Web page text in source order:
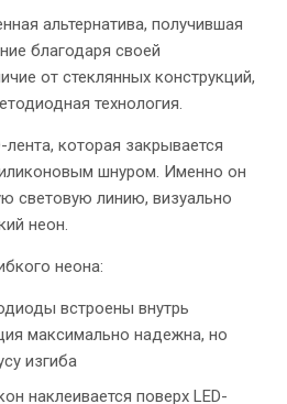
альтернатива, получившая
благодаря своей
от стеклянных конструкций,
технология.
лента, которая закрывается
шнуром. Именно он
световую линию, визуально
неон.
неона:
встроены внутрь
максимально надежна, но
изгиба
наклеивается поверх LED-